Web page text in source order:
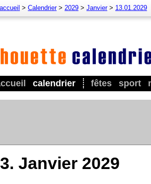
calendrier fêtes sport
> Calendrier> 2029 > Janvier> 13.01.2029
Janvier 2029